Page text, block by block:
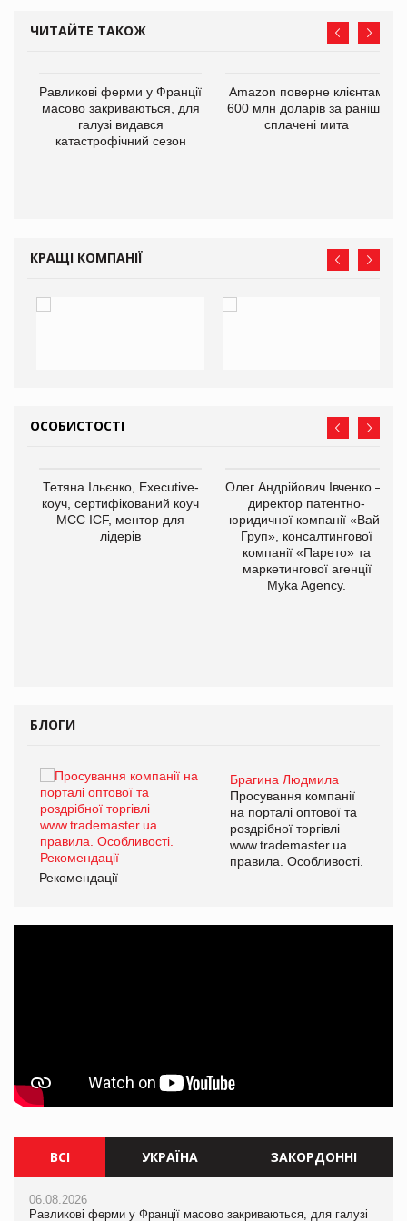
ЧИТАЙТЕ ТАКОЖ
Равликові ферми у Франції
масово закриваються, для
галузі видався
катастрофічний сезон
Amazon поверне клієнтам
600 млн доларів за раніше
сплачені мита
КРАЩІ КОМПАНІЇ
ОСОБИСТОСТІ
Тетяна Ільєнко, Executive-
коуч, сертифікований коуч
МСС ICF, ментор для
лідерів
Олег Андрійович Івченко —
директор патентно-
юридичної компанії «Вайз
Груп», консалтингової
компанії «Парето» та
маркетингової агенції
Myka Agency.
БЛОГИ
Брагина Людмила
Просування компанії
на порталі оптової та
роздрібної торгівлі
www.trademaster.ua.
правила. Особливості.
Рекомендації
ВСІ УКРАЇНА ЗАКОРДОННІ
06.08.2026
Равликові ферми у Франції масово закриваються, для галузі
06.08.2026
Равликові ферми у Франції масово закриваються, для галузі
06.08.2026
Равликові ферми у Франції масово закриваються, для галузі